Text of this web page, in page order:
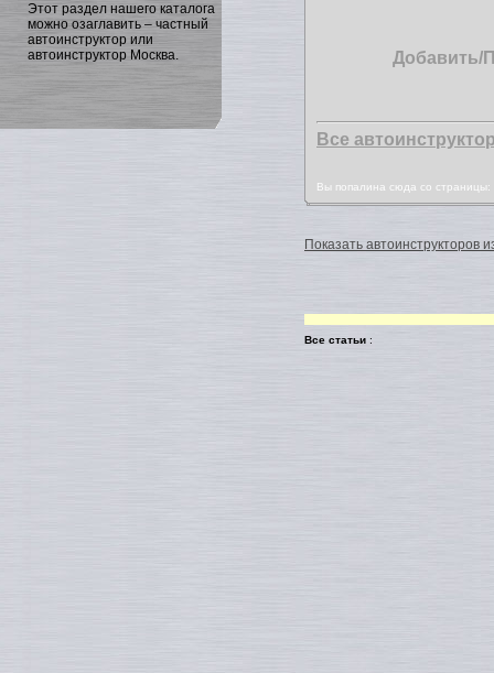
Этот раздел нашего каталога
можно озаглавить – частный
автоинструктор или
автоинструктор Москва.
Добавить/
Все
Вы попалина сюда со
Показать автоинструкторов
Все статьи :